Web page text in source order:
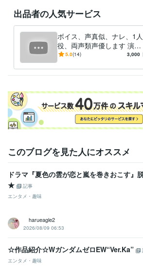
出品者の人気サービス
ボイス、声真似、ナレ、1
役、両声類声優します 演じ
分け子どもから老人少年声
か？
5.0(14) 3,000
このブログを見た人にオススメ
ドラマ『夏色の雲が恋と嵐を巻きおこす』
★
記事
エンタメ・趣味
harueagle2
2026/08/09 06:53
☆作品紹介☆WガンダムゼロEW“Ver.Ka”
エンタメ・趣味